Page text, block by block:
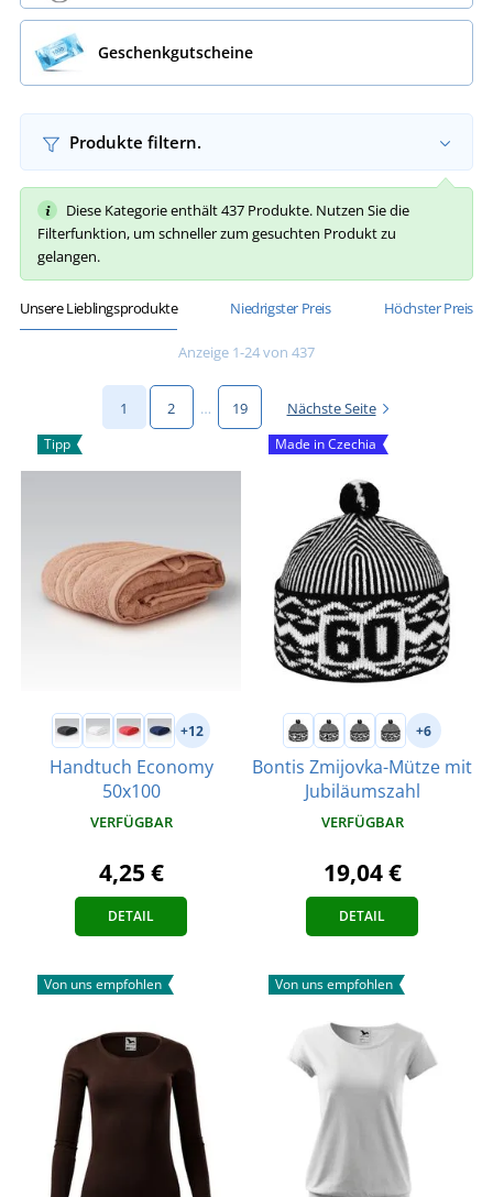
Geschenkgutscheine
Produkte filtern.
Diese Kategorie enthält 437 Produkte. Nutzen Sie die
Filterfunktion, um schneller zum gesuchten Produkt zu
gelangen.
Unsere Lieblingsprodukte Niedrigster Preis Höchster Preis
Anzeige 1-24 von 437
1 2 … 19 Nächste Seite
Tipp
+12
Handtuch Economy
50x100
VERFÜGBAR
4,25 €
DETAIL
Made in Czechia
+6
Bontis Zmijovka-Mütze mit
Jubiläumszahl
VERFÜGBAR
19,04 €
DETAIL
Von uns empfohlen Von uns empfohlen